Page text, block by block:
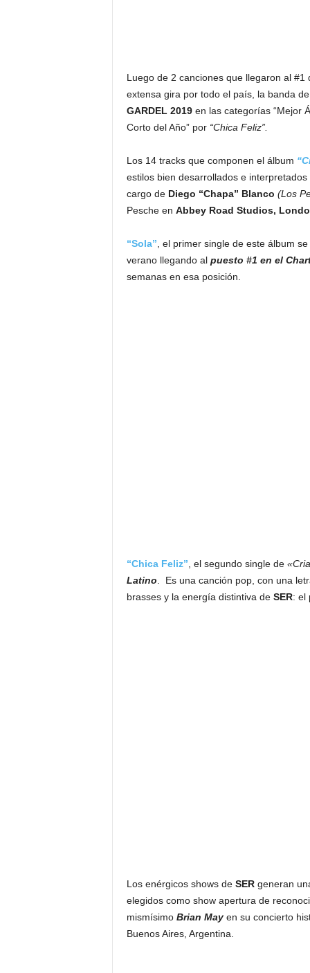
Luego de 2 canciones que llegaron al
extensa gira por todo el país, la banda
GARDEL 2019 en las categorías “Mejor
Corto del Año” por “Chica Feliz”.
Los 14 tracks que componen el álbum
estilos bien desarrollados e
cargo de Diego “Chapa” Blanco (Los
Pesche en Abbey Road Studios,
“Sola” , el primer single de este álbum
verano llegando al puesto #1 en el
semanas en esa posición.
“Chica Feliz” , el segundo single de
Latino . Es una canción pop, con una
brasses y la energía distintiva de SER: el
Los enérgicos shows de SER generan
elegidos como show apertura de
mismísimo Brian May en su concierto
Buenos Aires, Argentina.